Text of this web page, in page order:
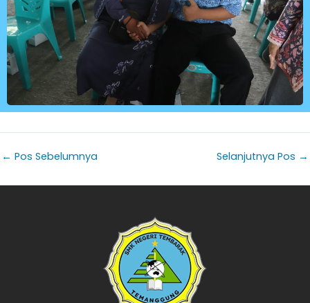
← Pos Sebelumnya Selanjutnya Pos →